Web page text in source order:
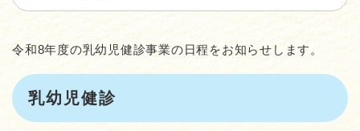
令和8年度の乳幼児健診事業の日程をお知らせします。
乳幼児健診